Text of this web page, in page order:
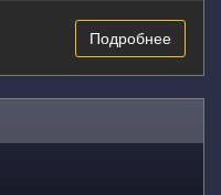
Подробнее